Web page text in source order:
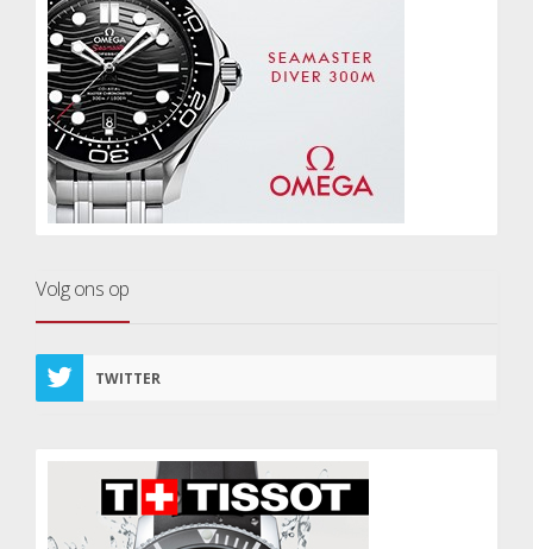
Volg ons op
TWITTER